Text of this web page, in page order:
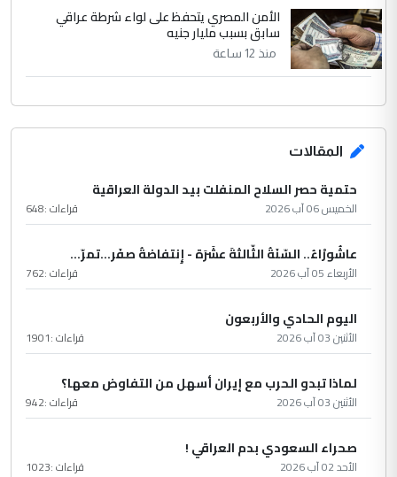
الأمن المصري يتحفظ على لواء شرطة عراقي
سابق بسبب مليار جنيه
منذ 12 ساعة
المقالات
حتمية حصر السلاح المنفلت بيد الدولة العراقية
الخميس 06 آب 2026 قراءات :648
عاشُورْاءُ.. السّنَةُ الثّالثةَ عشَرَة - إِنتفاضةُ صفَر…تمرّ...
الأربعاء 05 آب 2026 قراءات :762
اليوم الحادي والأربعون
الأثنين 03 آب 2026 قراءات :1901
لماذا تبدو الحرب مع إيران أسهل من التفاوض معها؟
الأثنين 03 آب 2026 قراءات :942
صحراء السعودي بدم العراقي !
الأحد 02 آب 2026 قراءات :1023